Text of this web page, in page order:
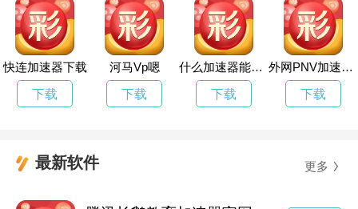
快连加速器下载
下载
河马Vp嗯
下载
什么加速器能加速谷歌
下载
外网PNV加速器下载
下载
最新软件 更多